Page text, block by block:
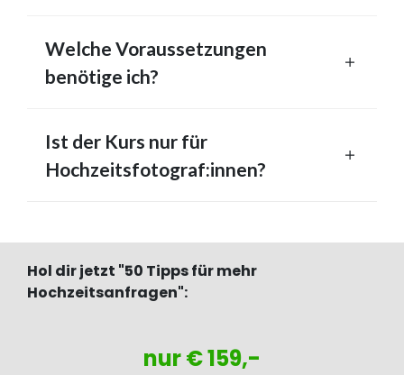
Welche Voraussetzungen
benötige ich?
Ist der Kurs nur für
Hochzeitsfotograf:innen?
Hol dir jetzt "50 Tipps für mehr
Hochzeitsanfragen":
nur € 159,-